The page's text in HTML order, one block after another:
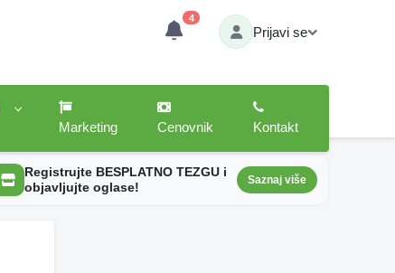
4
Prijavi se
Marketing
Cenovnik Kontakt
Registrujte BESPLATNO TEZGU i
objavljujte oglase!
Saznaj više